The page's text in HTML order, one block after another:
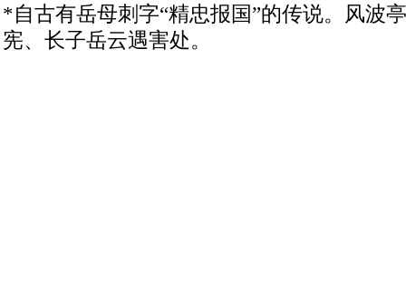
*自古有岳母刺字“精忠报国”的传说。风波
宪、长子岳云遇害处。